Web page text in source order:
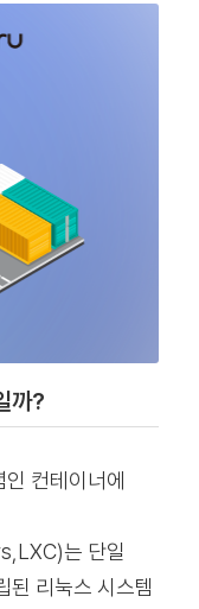
까?
컨테이너에
는 단일
된 리눅스 시스템